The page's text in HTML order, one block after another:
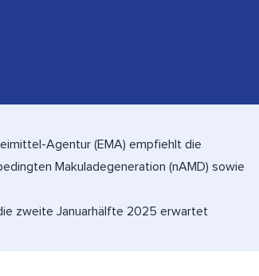
Agentur (EMA) empfiehlt die
Makuladegeneration (nAMD) sowie
zweite Januarhälfte 2025 erwartet